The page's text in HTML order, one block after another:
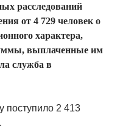
расследований
от 4 729 человек о
характера,
выплаченные им
служба в
поступило 2 413